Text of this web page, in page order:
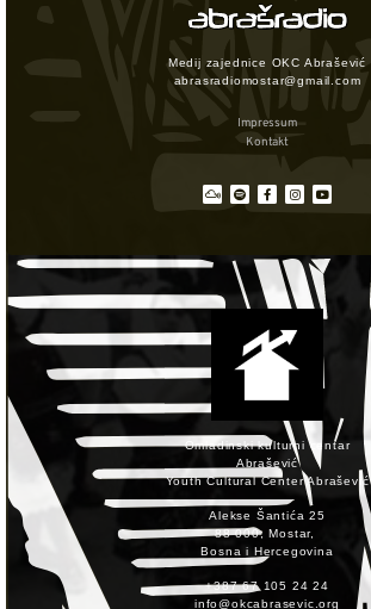
Medij zajednice OKC Abrašević
abrasradiomostar@gmail.com
Impressum
Kontakt
Omladinski kulturni centar
Abrašević
Youth Cultural Center Abrašević
Alekse Šantića 25
88 000, Mostar,
Bosna i Hercegovina
+387 67 105 24 24
info@okcabrasevic.org